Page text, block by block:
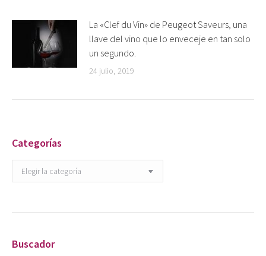
La «Clef du Vin» de Peugeot Saveurs, una
llave del vino que lo enveceje en tan solo
un segundo.
24 julio, 2019
Categorías
Categorías
Buscador